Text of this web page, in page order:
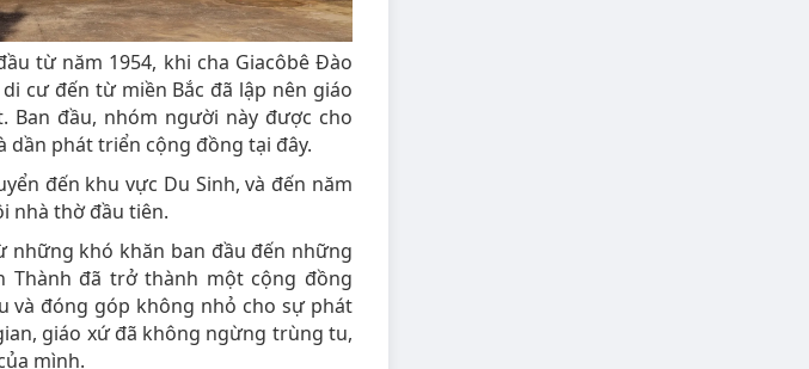
từ năm 1954, khi cha Giacôbê Đào
cư đến từ miền Bắc đã lập nên giáo
Ban đầu, nhóm người này được cho
dần phát triển cộng đồng tại đây.
đến khu vực Du Sinh, và đến năm
nhà thờ đầu tiên.
những khó khăn ban đầu đến những
Thành đã trở thành một cộng đồng
và đóng góp không nhỏ cho sự phát
giáo xứ đã không ngừng trùng tu,
mình.